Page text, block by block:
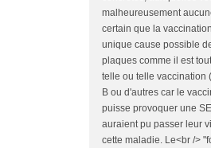
malheureusement
certain que la
unique cause possible
plaques comme il est
telle ou telle vaccination
B ou d'autres car le
puisse provoquer une
auraient pu passer leur
cette maladie. Le<br />